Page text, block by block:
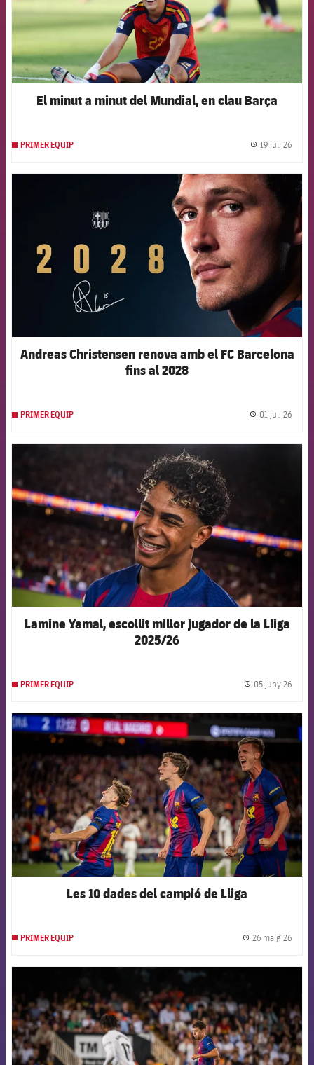
El minut a minut del Mundial, en clau Barça
PRIMER EQUIP 19 jul. 26
FCB Barcelona badge
Andreas Christensen renova amb el FC Barcelona
fins al 2028
PRIMER EQUIP 01 jul. 26
FCB Barcelona badge
Lamine Yamal, escollit millor jugador de la Lliga
2025/26
PRIMER EQUIP 05 juny 26
FCB Barcelona badge
Les 10 dades del campió de Lliga
PRIMER EQUIP 26 maig 26
FCB Barcelona badge